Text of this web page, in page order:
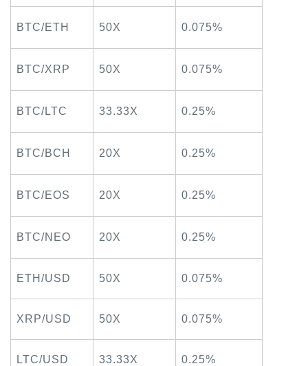
BTC/ETH 50X 0.075%
BTC/XRP 50X 0.075%
BTC/LTC 33.33X 0.25%
BTC/BCH 20X 0.25%
BTC/EOS 20X 0.25%
BTC/NEO 20X 0.25%
ETH/USD 50X 0.075%
XRP/USD 50X 0.075%
LTC/USD 33.33X 0.25%